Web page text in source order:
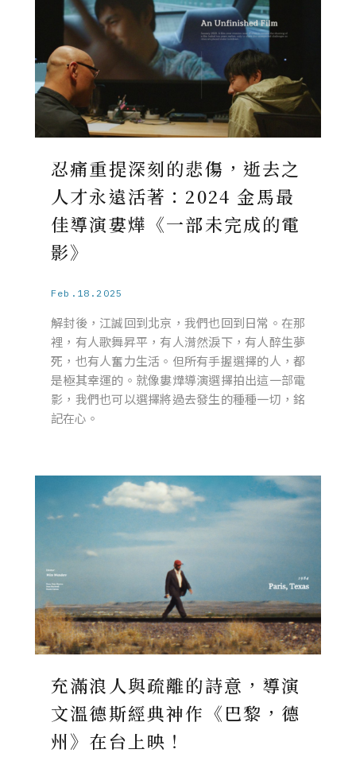
忍痛重提深刻的悲傷，逝去之
人才永遠活著：2024 金馬最
佳導演婁燁《一部未完成的電
影》
Feb.18.2025
解封後，江誠回到北京，我們也回到日常。在那
裡，有人歌舞昇平，有人潸然淚下，有人醉生夢
死，也有人奮力生活。但所有手握選擇的人，都
是極其幸運的。就像婁燁導演選擇拍出這一部電
影，我們也可以選擇將過去發生的種種一切，銘
記在心。
充滿浪人與疏離的詩意，導演
文溫德斯經典神作《巴黎，德
州》在台上映！